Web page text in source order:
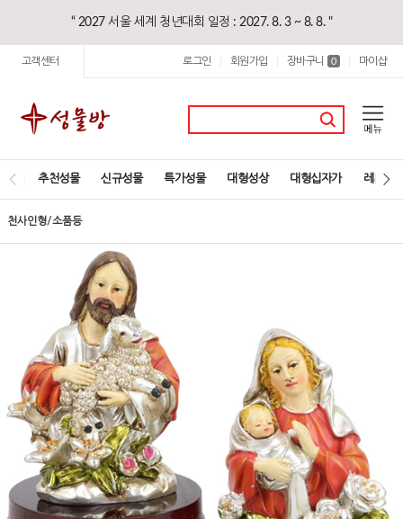
“ 2027 서울 세계 청년대회 일정 : 2027. 8. 3 ~ 8. 8. "
고객센터 로그인 회원가입 장바구니 0 마이샵
추천성물 신규성물 특가성물 대형성상 대형십자가 레지오
천사인형/소품등